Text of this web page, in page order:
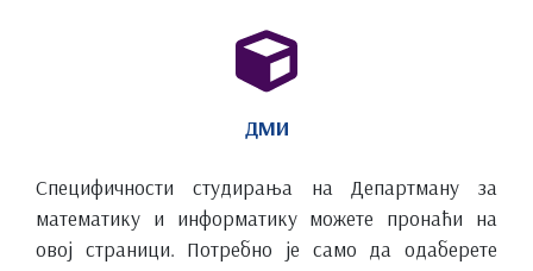
ДМИ
Специфичности студирања на Департману за
математику и информатику можете пронаћи на
овој страници. Потребно је само да одаберете